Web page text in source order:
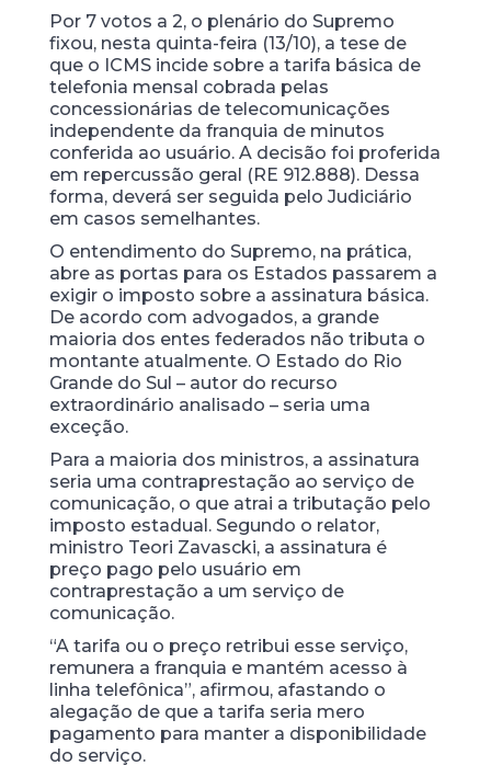
Por 7 votos a 2, o plenário do Supremo
fixou, nesta quinta-feira (13/10), a tese de
que o ICMS incide sobre a tarifa básica de
telefonia mensal cobrada pelas
concessionárias de telecomunicações
independente da franquia de minutos
conferida ao usuário. A decisão foi proferida
em repercussão geral (RE 912.888). Dessa
forma, deverá ser seguida pelo Judiciário
em casos semelhantes.
O entendimento do Supremo, na prática,
abre as portas para os Estados passarem a
exigir o imposto sobre a assinatura básica.
De acordo com advogados, a grande
maioria dos entes federados não tributa o
montante atualmente. O Estado do Rio
Grande do Sul – autor do recurso
extraordinário analisado – seria uma
exceção.
Para a maioria dos ministros, a assinatura
seria uma contraprestação ao serviço de
comunicação, o que atrai a tributação pelo
imposto estadual. Segundo o relator,
ministro Teori Zavascki, a assinatura é
preço pago pelo usuário em
contraprestação a um serviço de
comunicação.
“A tarifa ou o preço retribui esse serviço,
remunera a franquia e mantém acesso à
linha telefônica”, afirmou, afastando o
alegação de que a tarifa seria mero
pagamento para manter a disponibilidade
do serviço.